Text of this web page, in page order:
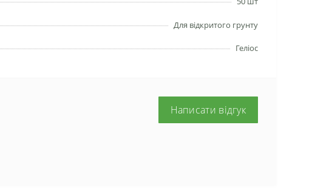
Для відкритого грунту
Геліос
Написати відгук